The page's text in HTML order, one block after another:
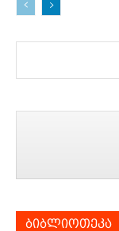
ბიბლიოთეკა